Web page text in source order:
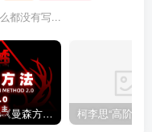
都没有写...
柯李思chris《曼森方法2.0课程》百度云免费下载